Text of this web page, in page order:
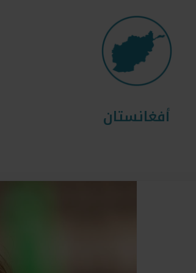
أفغانستان